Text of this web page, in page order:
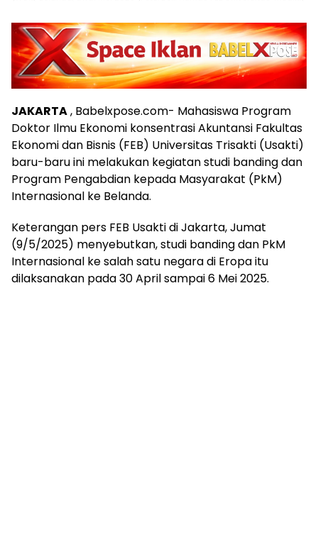
Doktor Ilmu Ekonomi konsentrasi Akuntansi Fakultas
Ekonomi dan Bisnis (FEB) Universitas Trisakti (Usakti)
baru-baru ini melakukan kegiatan studi banding dan
Program Pengabdian kepada Masyarakat (PkM)
Internasional ke Belanda.
(9/5/2025) menyebutkan, studi banding dan PkM
Internasional ke salah satu negara di Eropa itu
dilaksanakan pada 30 April sampai 6 Mei 2025.